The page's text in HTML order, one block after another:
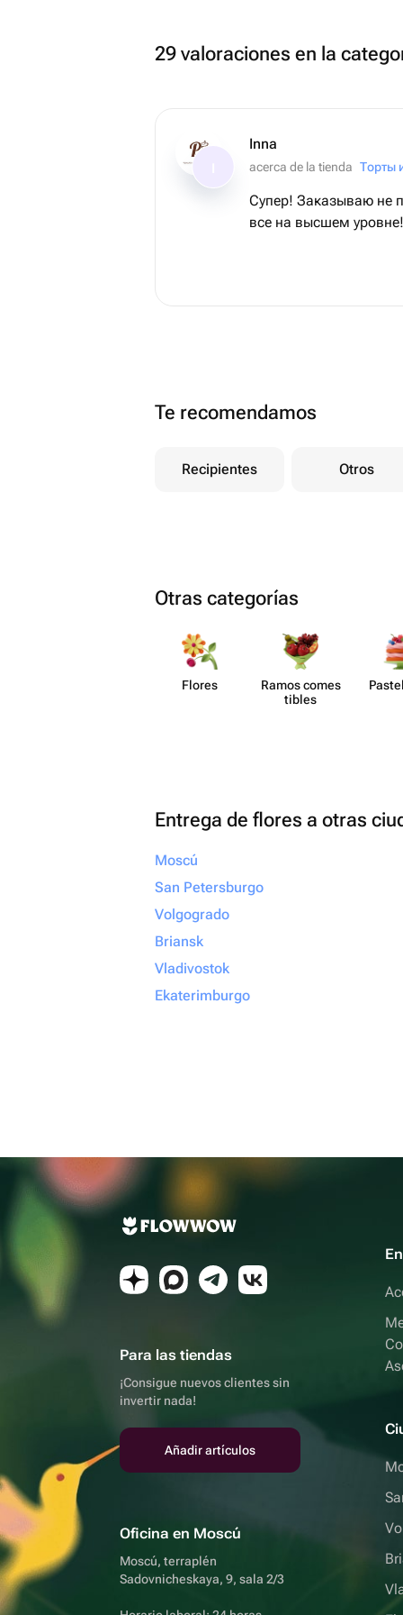
29 valoraciones en la
Inna
acerca de la tienda
Супер! Заказываю не
все на высшем уровне!
Te recomendamos
Recipientes Otros
Otras categorías
Flores
Ramos comes​
tibles
Entrega de flores a otras
Moscú
San Petersburgo
Volgogrado
Briansk
Vladivostok
Ekaterimburgo
Para las tiendas
¡Consigue nuevos clientes sin
invertir nada!
Añadir artículos
Oficina en Moscú
Moscú, terraplén
Sadovnicheskaya, 9, sala 2/3